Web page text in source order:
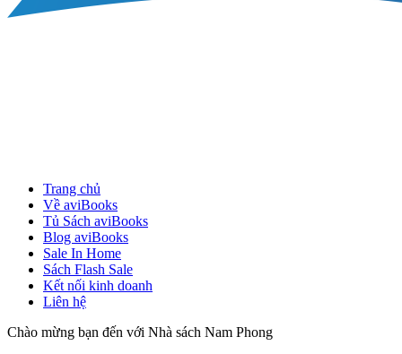
Trang chủ
Về aviBooks
Tủ Sách aviBooks
Blog aviBooks
Sale In Home
Sách Flash Sale
Kết nối kinh doanh
Liên hệ
Chào mừng bạn đến với Nhà sách Nam Phong